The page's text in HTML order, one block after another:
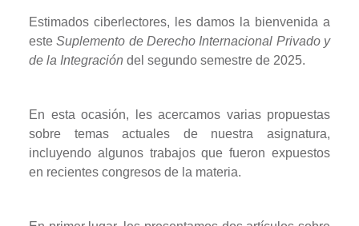
Estimados ciberlectores, les damos la bienvenida a
esteSuplemento de Derecho Internacional Privado y
de la Integración del segundo semestre de 2025.
En esta ocasión, les acercamos varias propuestas
sobre temas actuales de nuestra asignatura,
incluyendo algunos trabajos que fueron expuestos
en recientes congresos de la materia.